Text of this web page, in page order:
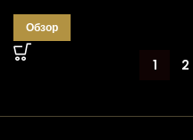
Обзор
1 2